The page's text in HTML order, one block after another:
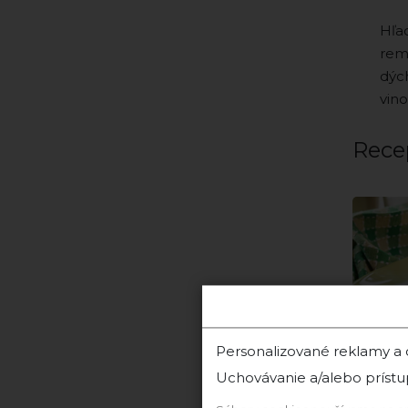
Personalizované reklamy
Uchovávanie a/alebo